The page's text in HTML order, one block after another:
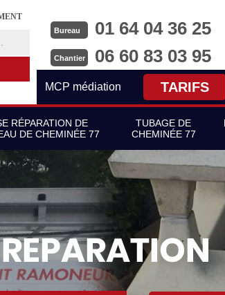
Bureau 01 64 04 36 25
Chantier 06 60 83 03 95
MCP médiation TARIFS
RÉPARATION DE
DE CHEMINÉE 77
TUBAGE DE
CHEMINÉE 77